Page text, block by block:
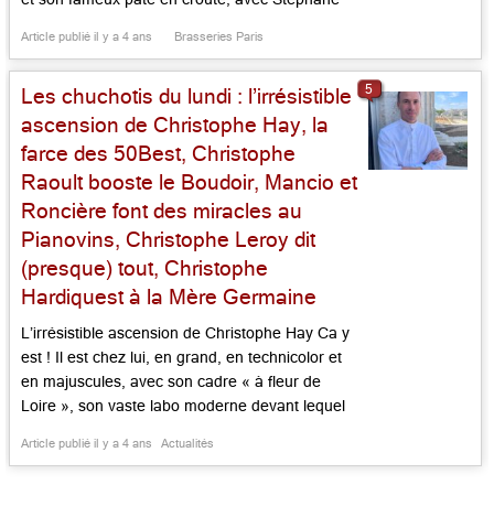
et drôle. Depuis quelques mois, Christophe
Raoult, MOF 2015, qui fut le chef exécutif […]...
Article publié il y a 4 ans Brasseries Paris
Les chuchotis du lundi : l’irrésistible
ascension de Christophe Hay, la
farce des 50Best, Christophe
Raoult booste le Boudoir, Mancio et
Roncière font des miracles au
Pianovins, Christophe Leroy dit
(presque) tout, Christophe
Hardiquest à la Mère Germaine
L’irrésistible ascension de Christophe Hay Ca y
est ! Il est chez lui, en grand, en technicolor et
en majuscules, avec son cadre « à fleur de
Loire », son vaste labo moderne devant lequel
Christophe Hay a réussi son transfert de
Article publié il y a 4 ans Actualités
5